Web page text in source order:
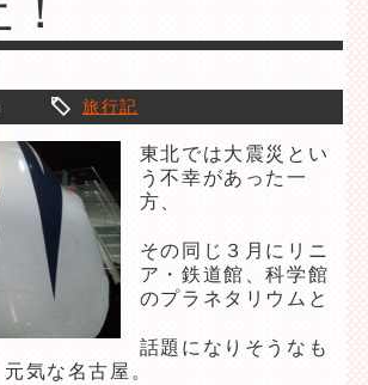
旅行記
東北では大震災とい
う不幸があった一
方、
その同じ３月にリニ
ア・鉄道館、科学館
のプラネタリウムと
話題になりそうなも
気な名古屋。